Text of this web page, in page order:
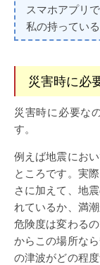
スマホアプリ
私の持ってい
災害時に必
災害時に必要な
す。
例えば地震にお
ところです。実
さに加えて、地
れているか、満
危険度は変わる
からこの場所な
の津波がどの程